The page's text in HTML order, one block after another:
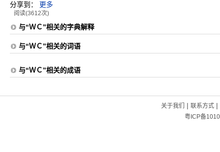
分享到： 更多
阅读(3612次)
与“ＷＣ”相关的字典解释
与“ＷＣ”相关的词语
与“ＷＣ”相关的成语
关于我们 | 联系方式|
粤ICP备